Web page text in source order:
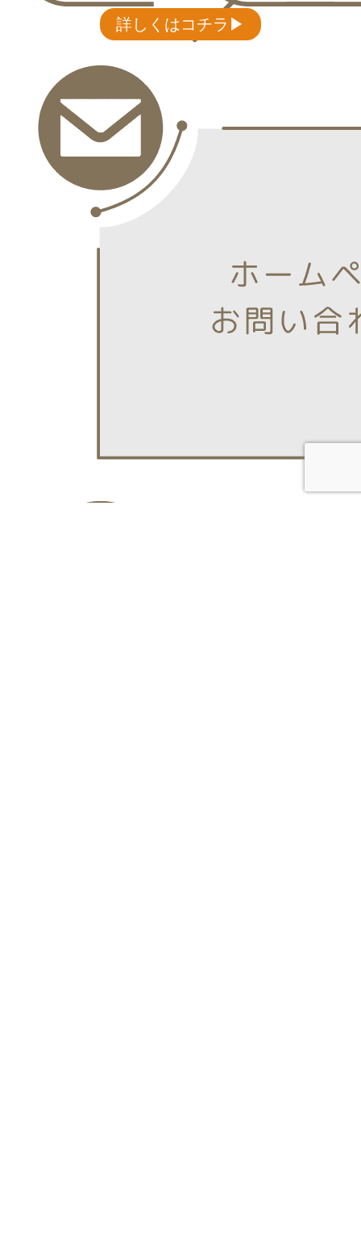
詳しくはコチラ▶︎